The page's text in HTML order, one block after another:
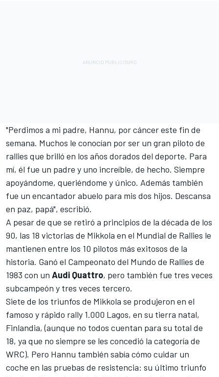
"Perdimos a mi padre, Hannu, por cáncer este fin de
semana. Muchos le conocían por ser un gran piloto de
rallies que brilló en los años dorados del deporte. Para
mí, él fue un padre y uno increíble, de hecho. Siempre
apoyándome, queriéndome y único. Además también
fue un encantador abuelo para mis dos hijos. Descansa
en paz, papá", escribió.
A pesar de que se retiró a principios de la década de los
90, las 18 victorias de Mikkola en el Mundial de Rallies le
mantienen entre los 10 pilotos más exitosos de la
historia. Ganó el Campeonato del Mundo de Rallies de
1983 con un Audi Quattro, pero también fue tres veces
subcampeón y tres veces tercero.
Siete de los triunfos de Mikkola se produjeron en el
famoso y rápido rally 1.000 Lagos, en su tierra natal,
Finlandia, (aunque no todos cuentan para su total de
18, ya que no siempre se les concedió la categoría de
WRC). Pero Hannu también sabía cómo cuidar un
coche en las pruebas de resistencia: su último triunfo